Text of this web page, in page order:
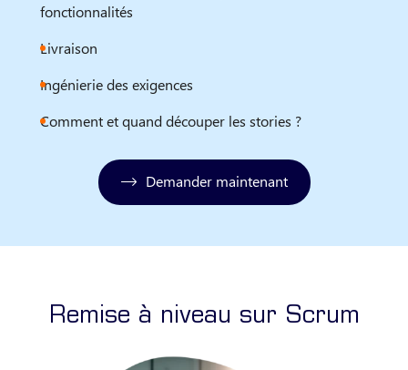
fonctionnalités
Livraison
Ingénierie des exigences
Comment et quand découper les stories ?
Demander maintenant
Remise à niveau sur Scrum